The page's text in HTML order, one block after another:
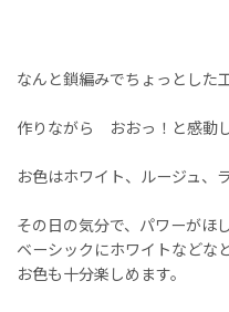
なんと鎖編みでちょっとした
作りながら おおっ！と感動
お色はホワイト、ルージュ、
その日の気分で、パワーがほ
ベーシックにホワイトなどな
お色も十分楽しめます。